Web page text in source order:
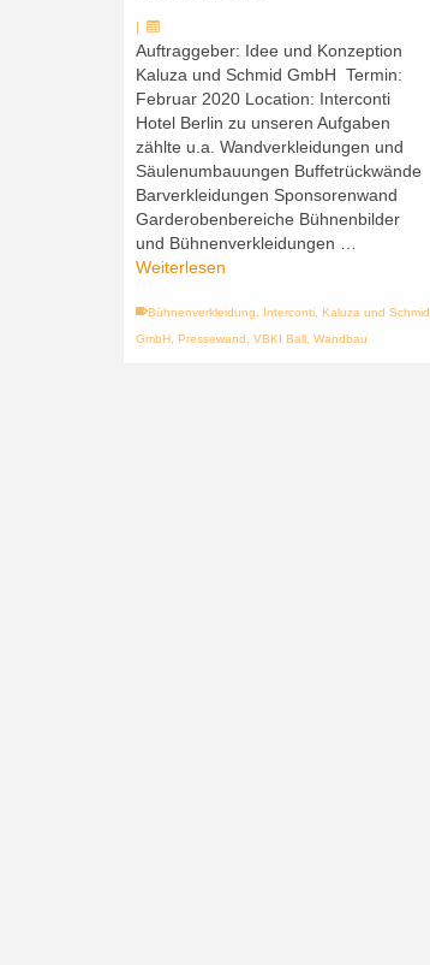
|
Auftraggeber: Idee und Konzeption
Kaluza und Schmid GmbH Termin:
Februar 2020 Location: Interconti
Hotel Berlin zu unseren Aufgaben
zählte u.a. Wandverkleidungen und
Säulenumbauungen Buffetrückwände
Barverkleidungen Sponsorenwand
Garderobenbereiche Bühnenbilder
und Bühnenverkleidungen …
Weiterlesen
Bühnenverkleidung Interconti Kaluza und Schmid
GmbH Pressewand VBKI Ball Wandbau